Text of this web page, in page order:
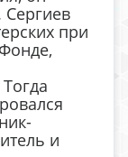
Сергиев
при
и